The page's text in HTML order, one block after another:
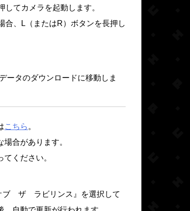
てカメラを起動します。
合、L（またはR）ボタンを長押し
ータのダウンロードに移動しま
こちら 。
合があります。
ください。
ブ ザ ラビリンス』を選択して